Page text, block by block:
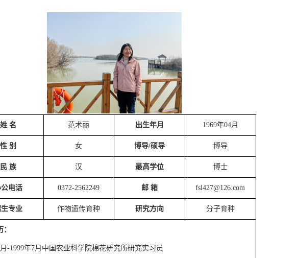
姓 名 范术丽 出生年月 1969年04月
性 别 女 博导/硕导 博导
民 族 汉 最高学位 博士
电话 0372-2562249 邮 箱 fsl427@126.com
专业 作物遗传育种 研究方向 分子育种
：
月 -1999年7月中国农业科学院棉花研究所研究实习员